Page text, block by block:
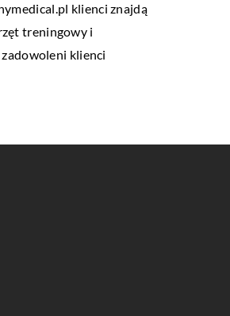
.pl klienci znajdą
treningowy i
klienci